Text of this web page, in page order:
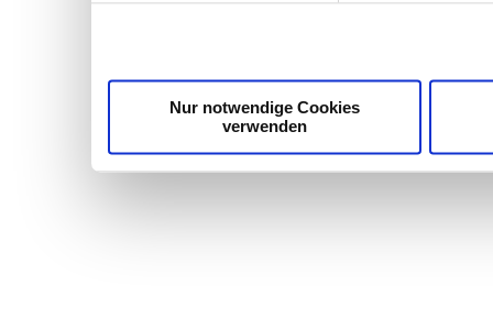
Nur notwendige Cookies
verwenden